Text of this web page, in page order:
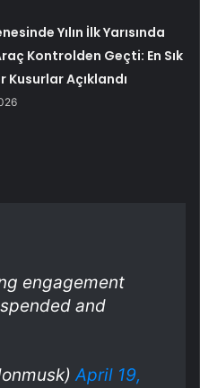
Yılın İlk Yarısında
Kontrolden Geçti: En Sık
Kusurlar Açıklandı
engagement
and
April 19,